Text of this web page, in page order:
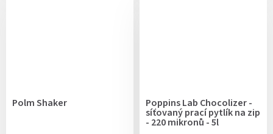
Polm Shaker Poppins Lab Chocolizer -
síťovaný prací pytlík na zip
- 220 mikronů - 5l